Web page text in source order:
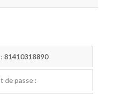
81410318890
de passe :